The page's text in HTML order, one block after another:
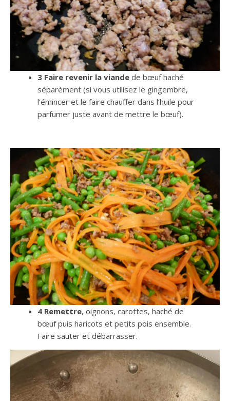
3 Faire revenir la viande de bœuf haché
séparément (si vous utilisez le gingembre,
l’émincer et le faire chauffer dans l’huile pour
parfumer juste avant de mettre le bœuf).
4 Remettre, oignons, carottes, haché de
bœuf puis haricots et petits pois ensemble.
Faire sauter et débarrasser.